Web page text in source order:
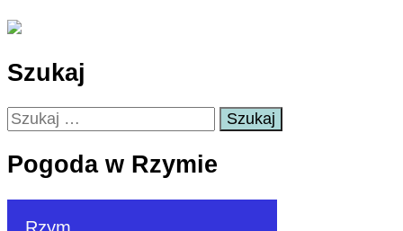
Szukaj
Szukaj:
Pogoda w Rzymie